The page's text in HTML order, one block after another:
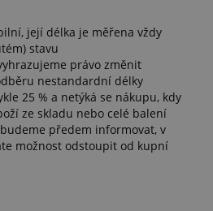
její délka je měřena vždy
stavu
právo změnit
nestandardní délky
25 % a netýká se nákupu, kdy
ze skladu nebo celé balení
předem informovat, v
možnost odstoupit od kupní